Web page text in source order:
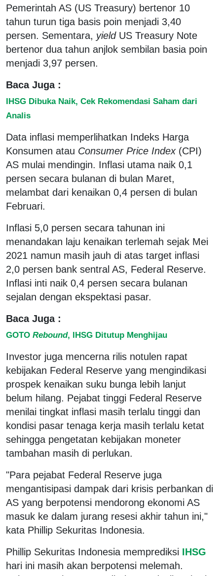
Pemerintah AS (US Treasury) bertenor 10
tahun turun tiga basis poin menjadi 3,40
persen. Sementara, yieldUS Treasury Note
bertenor dua tahun anjlok sembilan basia poin
menjadi 3,97 persen.
Baca Juga :
IHSG Dibuka Naik, Cek Rekomendasi Saham dari
Analis
Data inflasi memperlihatkan Indeks Harga
Konsumen atau Consumer Price Index(CPI)
AS mulai mendingin. Inflasi utama naik 0,1
persen secara bulanan di bulan Maret,
melambat dari kenaikan 0,4 persen di bulan
Februari.
Inflasi 5,0 persen secara tahunan ini
menandakan laju kenaikan terlemah sejak Mei
2021 namun masih jauh di atas target inflasi
2,0 persen bank sentral AS, Federal Reserve.
Inflasi inti naik 0,4 persen secara bulanan
sejalan dengan ekspektasi pasar.
Baca Juga :
GOTO Rebound, IHSG Ditutup Menghijau
Investor juga mencerna rilis notulen rapat
kebijakan Federal Reserve yang mengindikasi
prospek kenaikan suku bunga lebih lanjut
belum hilang. Pejabat tinggi Federal Reserve
menilai tingkat inflasi masih terlalu tinggi dan
kondisi pasar tenaga kerja masih terlalu ketat
sehingga pengetatan kebijakan moneter
tambahan masih di perlukan.
"Para pejabat Federal Reserve juga
mengantisipasi dampak dari krisis perbankan di
AS yang berpotensi mendorong ekonomi AS
masuk ke dalam jurang resesi akhir tahun ini,"
kata Phillip Sekuritas Indonesia.
Phillip Sekuritas Indonesia memprediksi IHSG
hari ini masih akan berpotensi melemah.